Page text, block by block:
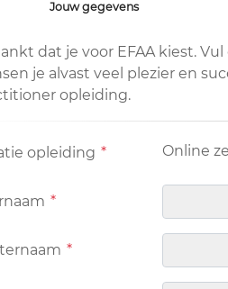
Jouw gegevens
dat je voor EFAA kiest.
je alvast veel plezier en
opleiding.
opleiding * Online
*
*